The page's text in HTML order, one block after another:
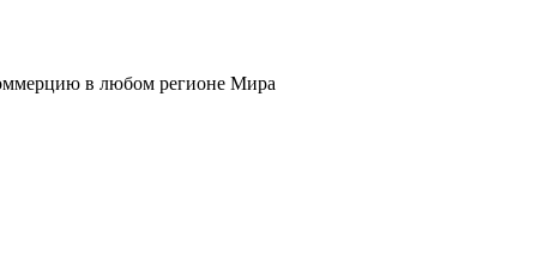
в любом регионе Мира